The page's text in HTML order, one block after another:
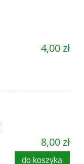
4,00 zł
8,00 zł
do koszyka